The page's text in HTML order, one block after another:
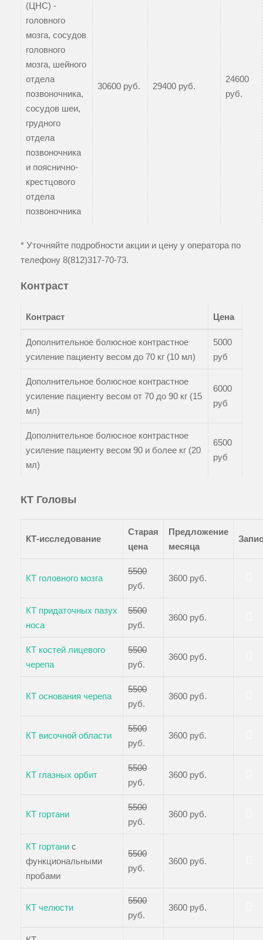
(ЦНС) -
головного
мозга, сосудов
головного
мозга, шейного
отдела
позвоночника,
сосудов шеи,
грудного
отдела
позвоночника
и пояснично-
крестцового
отдела
позвоночника
30600 руб. 29400 руб.
24600
руб.
* Уточняйте подробности акции и цену у оператора по
телефону 8(812)317-70-73.
Контраст
Контраст Цена
Дополнительное болюсное контрастное
усиление пациенту весом до 70 кг (10 мл)
5000
руб
Дополнительное болюсное контрастное
усиление пациенту весом от 70 до 90 кг (15
мл)
6000
руб
Дополнительное болюсное контрастное
усиление пациенту весом 90 и более кг (20
мл)
6500
руб
КТ Головы
КТ-исследование
Старая
цена
Предложение
месяца
КТ головного мозга
5500
руб.
3600 руб.
КТ придаточных пазух
носа
5500
руб.
3600 руб.
КТ костей лицевого
черепа
5500
руб.
3600 руб.
КТ основания черепа
5500
руб.
3600 руб.
КТ височной области
5500
руб.
3600 руб.
КТ глазных орбит
5500
руб.
3600 руб.
КТ гортани
5500
руб.
3600 руб.
КТ гортани с
функциональными
пробами
5500
руб.
3600 руб.
КТ челюсти
5500
руб.
3600 руб.